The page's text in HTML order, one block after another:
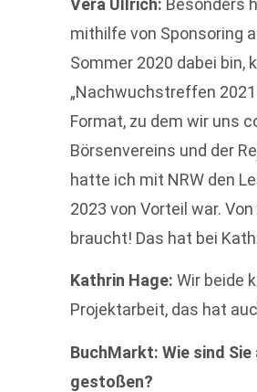
Vera Ullrich: Besonders
mithilfe von Sponsoring
Sommer 2020 dabei bin,
„Nachwuchstreffen
Format, zu dem wir uns
Börsenvereins und der
hatte ich mit NRW den
2023 von Vorteil war.
braucht! Das hat bei
Kathrin Hage: Wir beide
Projektarbeit, das hat
BuchMarkt: Wie sind
gestoßen?